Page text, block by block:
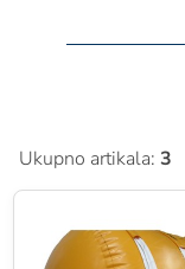
Ukupno artikala: 3